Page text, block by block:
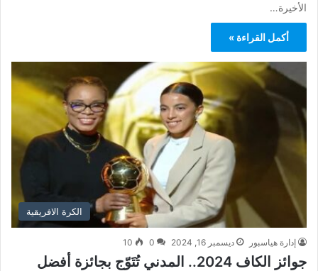
الأخيرة…
أكمل القراءة »
الكرة الافريقية
إدارة هياسبور ديسمبر 16, 2024 0
10
جوائز الكاف 2024.. المدني تُتَوّج بجائزة أفضل